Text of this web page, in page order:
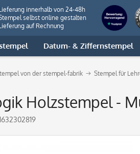
innerhalb von 24-48h
selbst online gestalten
auf Rechnung
Datum- & Ziffernstempel
von der stempel-fabrik Stempel für
Holzstempel -